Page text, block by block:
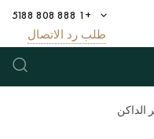
+1 888 808 5188
طلب رد الاتصال
الداكن